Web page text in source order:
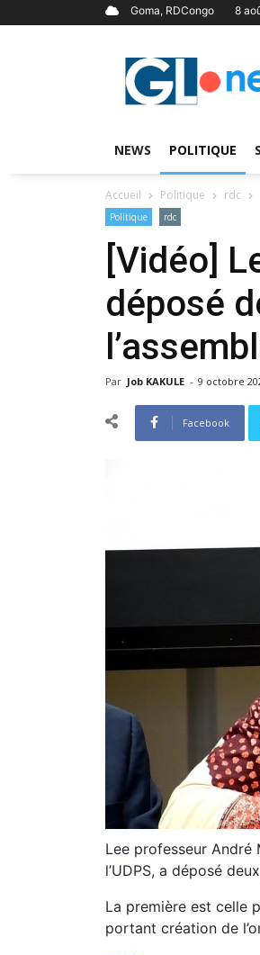
Goma, RDCongo 8
NEWS POLITIQUE
Accueil Politique rdc
Politique rdc
[Vidéo]
déposé
Par Job KAKULE - 9 octobre
Facebook
Lee professeur André
l’UDPS, a déposé
La première est celle
portant création de